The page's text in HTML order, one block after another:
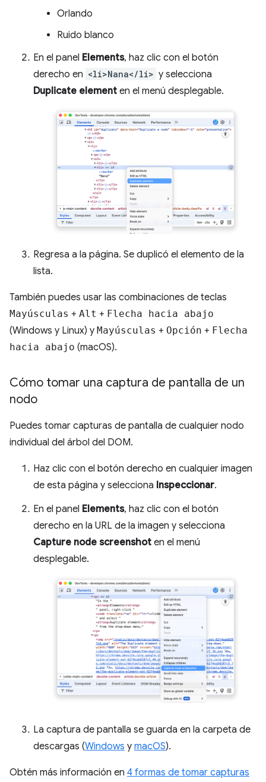
Orlando
Ruido blanco
En el panel Elements, haz clic con el botón
derecho en <li>Nana</li> y selecciona
Duplicate element en el menú desplegable.
Regresa a la página. Se duplicó el elemento de la
lista.
También puedes usar las combinaciones de teclas
Mayúsculas + Alt + Flecha hacia abajo
(Windows y Linux) y Mayúsculas + Opción + Flecha
hacia abajo (macOS).
Cómo tomar una captura de pantalla de un
nodo
Puedes tomar capturas de pantalla de cualquier nodo
individual del árbol del DOM.
Haz clic con el botón derecho en cualquier imagen
de esta página y selecciona Inspeccionar.
En el panel Elements, haz clic con el botón
derecho en la URL de la imagen y selecciona
Capture node screenshot en el menú
desplegable.
La captura de pantalla se guarda en la carpeta de
descargas (Windows y macOS).
Obtén más información en 4 formas de tomar capturas